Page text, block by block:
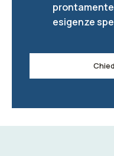
esigenze